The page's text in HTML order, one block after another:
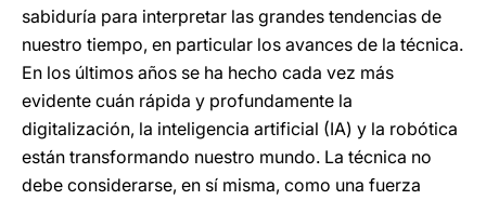
sabiduría para interpretar las grandes tendencias de
nuestro tiempo, en particular los avances de la técnica.
En los últimos años se ha hecho cada vez más
evidente cuán rápida y profundamente la
digitalización, la inteligencia artificial (IA) y la robótica
están transformando nuestro mundo. La técnica no
debe considerarse, en sí misma, como una fuerza